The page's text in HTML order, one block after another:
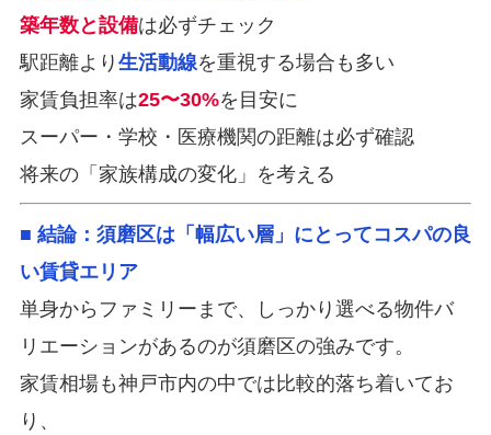
築年数と設備は必ずチェック
駅距離より 生活動線を重視する場合も多い
家賃負担率は25〜30%を目安に
スーパー・学校・医療機関の距離は必ず確認
将来の「家族構成の変化」を考える
■ 結論：須磨区は「幅広い層」にとってコスパの良
い賃貸エリア
単身からファミリーまで、しっかり選べる物件バ
リエーションがあるのが須磨区の強みです。
家賃相場も神戸市内の中では比較的落ち着いてお
り、